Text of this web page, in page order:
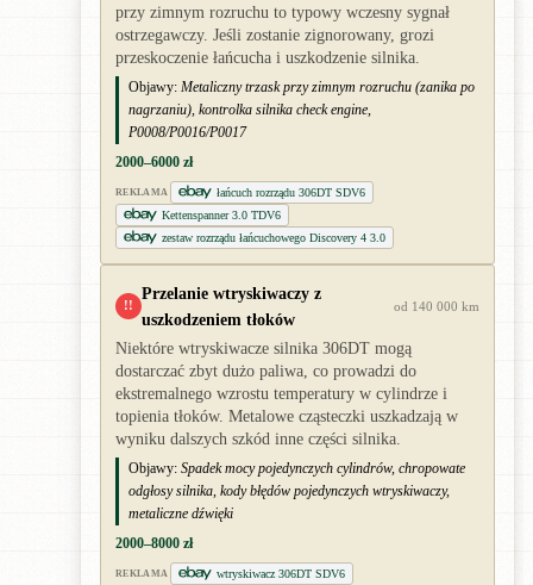
przy zimnym rozruchu to typowy wczesny sygnał
ostrzegawczy. Jeśli zostanie zignorowany, grozi
przeskoczenie łańcucha i uszkodzenie silnika.
Objawy: Metaliczny trzask przy zimnym rozruchu (zanika po
nagrzaniu), kontrolka silnika check engine,
P0008/P0016/P0017
2000–6000 zł
REKLAMA
łańcuch rozrządu 306DT SDV6
Kettenspanner 3.0 TDV6
zestaw rozrządu łańcuchowego Discovery 4 3.0
!!
Przelanie wtryskiwaczy z
uszkodzeniem tłoków
od 140 000 km
Niektóre wtryskiwacze silnika 306DT mogą
dostarczać zbyt dużo paliwa, co prowadzi do
ekstremalnego wzrostu temperatury w cylindrze i
topienia tłoków. Metalowe cząsteczki uszkadzają w
wyniku dalszych szkód inne części silnika.
Objawy: Spadek mocy pojedynczych cylindrów, chropowate
odgłosy silnika, kody błędów pojedynczych wtryskiwaczy,
metaliczne dźwięki
2000–8000 zł
REKLAMA
wtryskiwacz 306DT SDV6